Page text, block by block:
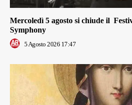
Mercoledì 5 agosto si chiude il
Symphony
5 Agosto 2026 17:47